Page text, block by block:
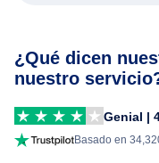
¿Qué dicen
nuestro
Genial |
Basado en